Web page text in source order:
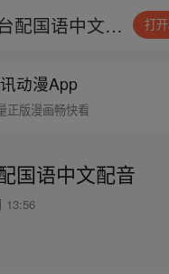
海贼王台配国语中文配音 打
动漫App
正版漫画畅快看
国语中文配音
13:56